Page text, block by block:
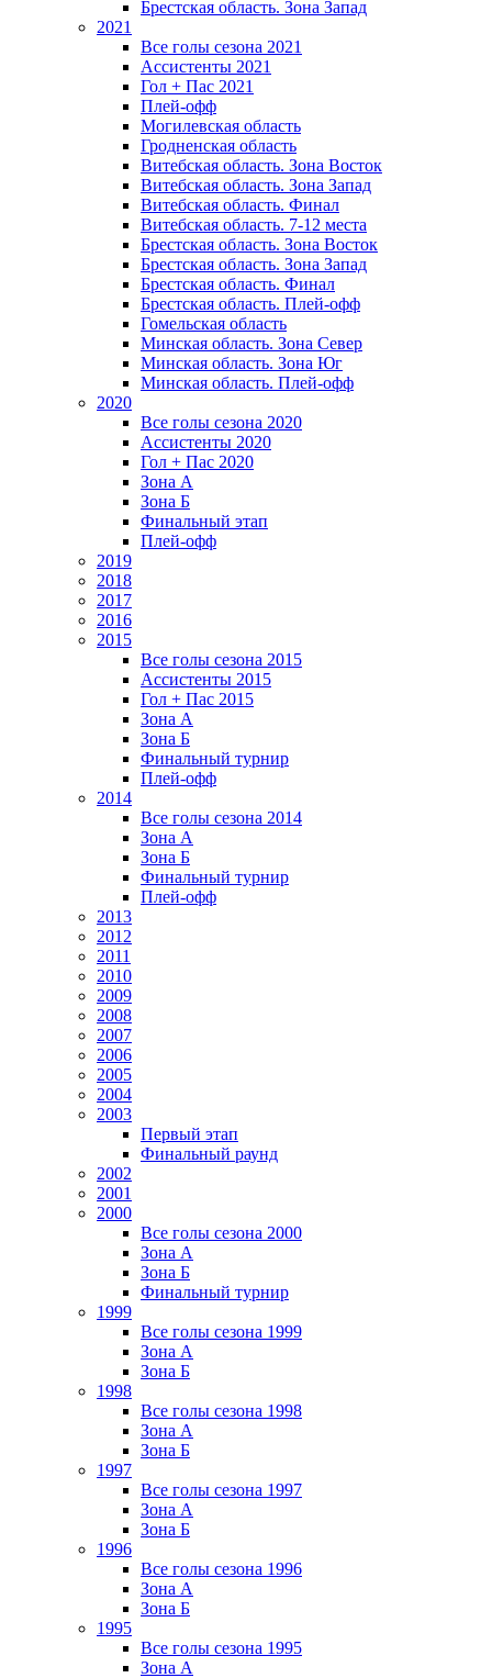
Брестская область. Зона Запад
2021
Все голы сезона 2021
Ассистенты 2021
Гол + Пас 2021
Плей-офф
Могилевская область
Гродненская область
Витебская область. Зона Восток
Витебская область. Зона Запад
Витебская область. Финал
Витебская область. 7-12 места
Брестская область. Зона Восток
Брестская область. Зона Запад
Брестская область. Финал
Брестская область. Плей-офф
Гомельская область
Минская область. Зона Север
Минская область. Зона Юг
Минская область. Плей-офф
2020
Все голы сезона 2020
Ассистенты 2020
Гол + Пас 2020
Зона А
Зона Б
Финальный этап
Плей-офф
2019
2018
2017
2016
2015
Все голы сезона 2015
Ассистенты 2015
Гол + Пас 2015
Зона А
Зона Б
Финальный турнир
Плей-офф
2014
Все голы сезона 2014
Зона А
Зона Б
Финальный турнир
Плей-офф
2013
2012
2011
2010
2009
2008
2007
2006
2005
2004
2003
Первый этап
Финальный раунд
2002
2001
2000
Все голы сезона 2000
Зона А
Зона Б
Финальный турнир
1999
Все голы сезона 1999
Зона А
Зона Б
1998
Все голы сезона 1998
Зона А
Зона Б
1997
Все голы сезона 1997
Зона А
Зона Б
1996
Все голы сезона 1996
Зона А
Зона Б
1995
Все голы сезона 1995
Зона А